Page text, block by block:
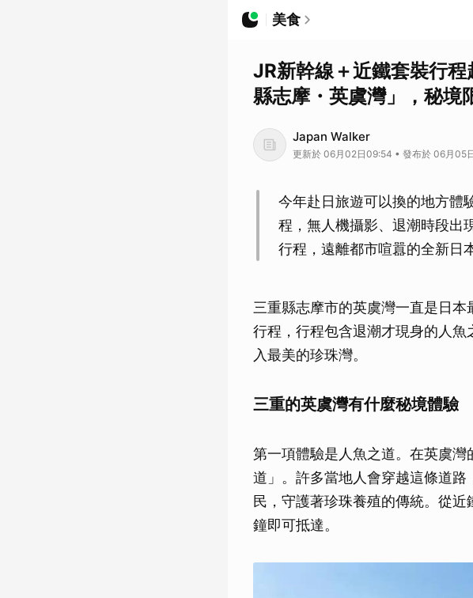
美食
JR新幹線＋近鐵套裝行
縣志摩・英虞灣」，秘境
Japan Walker
更新於 06月02日09:54 • 發布於 06月05
今年赴日旅遊可以換的地方體
程，無人機攝影、退潮時段出
行程，遠離都市喧囂的全新日
三重縣志摩市的英虞灣一直是日
行程，行程包含退潮才現身的人
入最美的珍珠灣。
三重的英虞灣有什麼秘境體驗
第一項體驗是人魚之道。在英虞
道」。許多當地人會穿越這條道
民，守護著珍珠養殖的傳統。從
鐘即可抵達。